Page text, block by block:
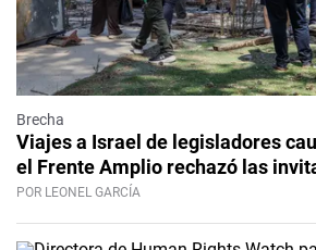
Brecha
Viajes a Israel de legisladores
el Frente Amplio rechazó las
POR LEONEL GARCÍA